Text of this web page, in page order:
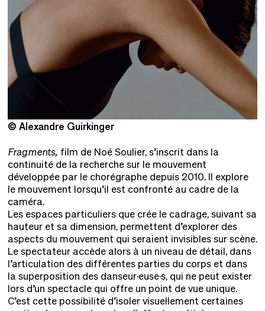
© Alexandre Guirkinger
Fragments, film de Noé Soulier, s’inscrit dans la
continuité de la recherche sur le mouvement
développée par le chorégraphe depuis 2010. Il explore
le mouvement lorsqu’il est confronté au cadre de la
caméra.
Les espaces particuliers que crée le cadrage, suivant sa
hauteur et sa dimension, permettent d’explorer des
aspects du mouvement qui seraient invisibles sur scène.
Le spectateur accède alors à un niveau de détail, dans
l’articulation des différentes parties du corps et dans
la superposition des danseur·euse·s, qui ne peut exister
lors d’un spectacle qui offre un point de vue unique.
C’est cette possibilité d’isoler visuellement certaines